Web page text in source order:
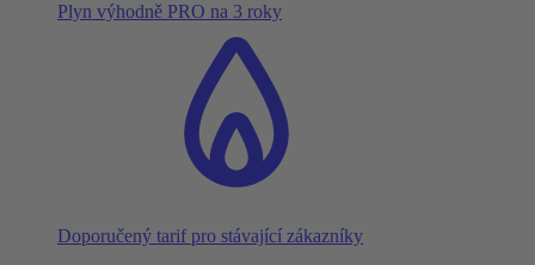
Plyn výhodně PRO na 3 roky
Doporučený tarif pro stávající zákazníky